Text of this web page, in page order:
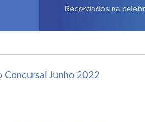
Concursal Junho 2022